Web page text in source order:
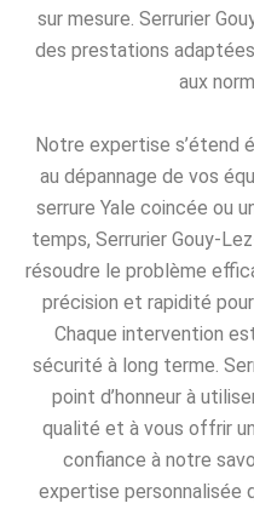
sur mesure. Serrurier
des prestations
aux
Notre expertise s’étend
au dépannage de vos
serrure Yale coincée ou
temps, Serrurier Gouy-
résoudre le problème
précision et rapidité
Chaque intervention
sécurité à long terme.
point d’honneur à
qualité et à vous offrir
confiance à notre
expertise personnalisée